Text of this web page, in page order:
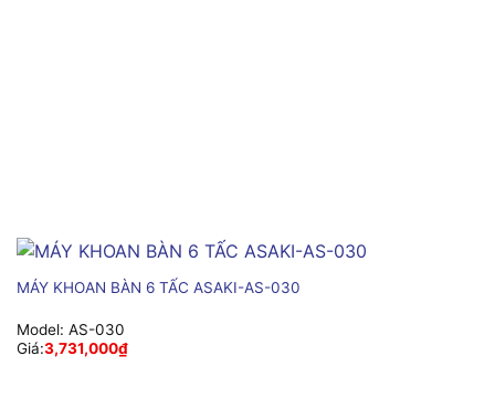
MÁY KHOAN BÀN 6 TẤC ASAKI-AS-030
Model: AS-030
Giá:3,731,000₫